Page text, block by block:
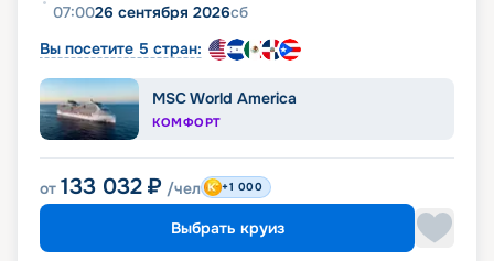
07:0026 сентября 2026сб
Вы посетите 5 стран:
MSC World America
КОМФОРТ
от 133 032 ₽ /чел +1 000
Выбрать круиз